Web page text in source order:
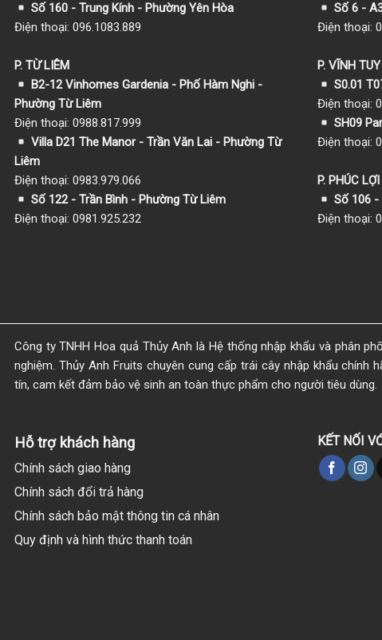
Số 160 - Trung Kính - Phường Yên Hòa
Điện thoại: 096.1083.889
P. TỪ LIÊM
B2-12 Vinhomes Gardenia - Phố Hàm Nghi -
Phường Từ Liêm
Điện thoại: 0988.817.999
Villa D21 The Manor - Trần Văn Lai - Phường Từ
Liêm
Điện thoại: 0983.979.066
Số 122 - Trần Bình - Phường Từ Liêm
Điện thoại: 0981.925.232
Số 6 -
Điện thoại:
P. VĨNH TUY
S0.01
Điện thoại:
SH09
Điện thoại:
P. PHÚC LỢI
Số 106
Điện thoại:
Công ty TNHH Hoa quả Thủy Anh là Hệ thống nhập khẩu và phân
nghiệm. Thủy Anh Fruits chuyên cung cấp trái cây nhập khẩu chính
tín, cam kết đảm bảo vệ sinh an toàn thực phẩm cho người tiêu dùng.
Hỗ trợ khách hàng
Chính sách giao hàng
Chính sách đổi trả hàng
Chính sách bảo mật thông tin cá nhân
Quy định và hình thức thanh toán
KẾT NỐI